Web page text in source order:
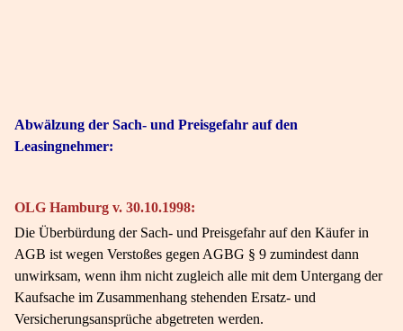
Abwälzung der Sach- und Preisgefahr auf den
Leasingnehmer:
OLG Hamburg v. 30.10.1998:
Die Überbürdung der Sach- und Preisgefahr auf den Käufer in
AGB ist wegen Verstoßes gegen AGBG § 9 zumindest dann
unwirksam, wenn ihm nicht zugleich alle mit dem Untergang der
Kaufsache im Zusammenhang stehenden Ersatz- und
Versicherungsansprüche abgetreten werden.